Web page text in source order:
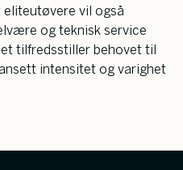
vil også
og teknisk service
tilfredsstiller behovet til
intensitet og varighet